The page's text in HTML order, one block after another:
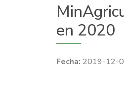
en 2020
2019-12-